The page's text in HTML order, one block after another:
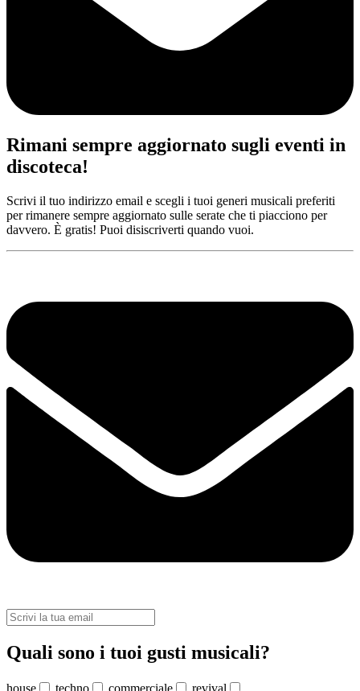
Rimani sempre aggiornato sugli eventi in
discoteca!
Scrivi il tuo indirizzo email e scegli i tuoi generi musicali preferiti
per rimanere sempre aggiornato sulle serate che ti piacciono per
davvero. È gratis! Puoi disiscriverti quando vuoi.
Quali sono i tuoi gusti musicali?
house techno commerciale
revival